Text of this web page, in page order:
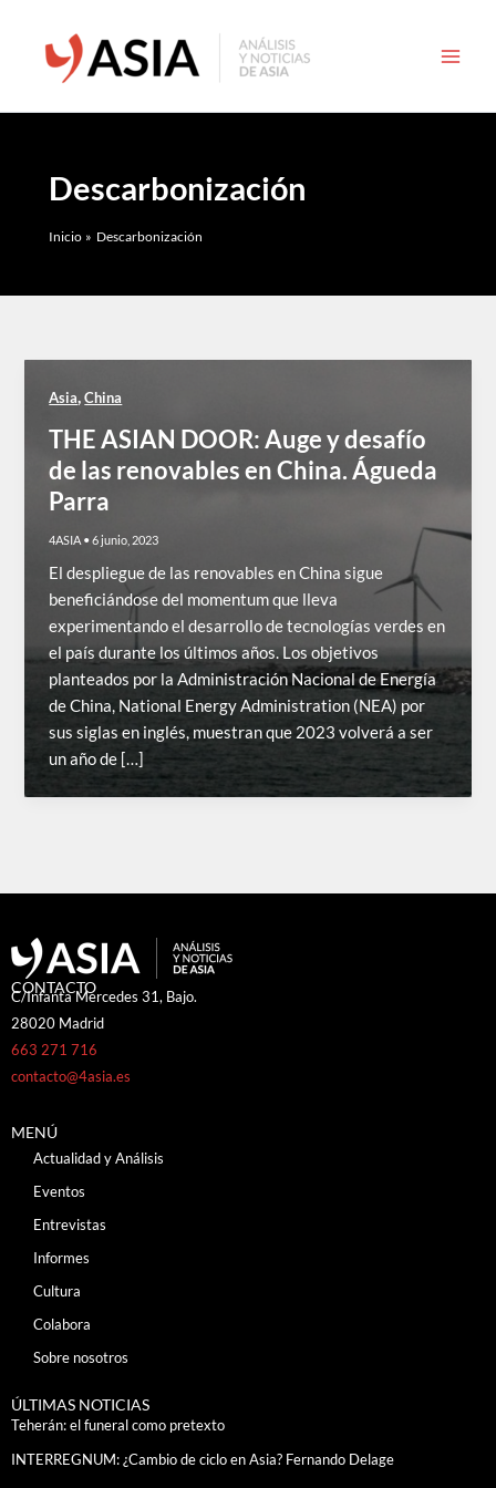
contenido
Descarbonización
Inicio Descarbonización
Asia,China
THE ASIAN DOOR: Auge y desafío
de las renovables en China. Águeda
Parra
4ASIA •6 junio, 2023
El despliegue de las renovables en China sigue
beneficiándose del momentum que lleva
experimentando el desarrollo de tecnologías verdes en
el país durante los últimos años. Los objetivos
planteados por la Administración Nacional de Energía
de China, National Energy Administration (NEA) por
sus siglas en inglés, muestran que 2023 volverá a ser
un año de […]
CONTACTO
C/Infanta Mercedes 31, Bajo.
28020 Madrid
663 271 716
contacto@4asia.es
MENÚ
Actualidad y Análisis
Eventos
Entrevistas
Informes
Cultura
Colabora
Sobre nosotros
ÚLTIMAS NOTICIAS
Teherán: el funeral como pretexto
INTERREGNUM: ¿Cambio de ciclo en Asia? Fernando Delage